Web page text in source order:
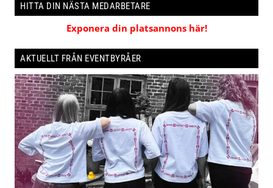
HITTA DIN NÄSTA MEDARBETARE
Exponera din platsannons här!
AKTUELLT FRÅN EVENTBYRÅER